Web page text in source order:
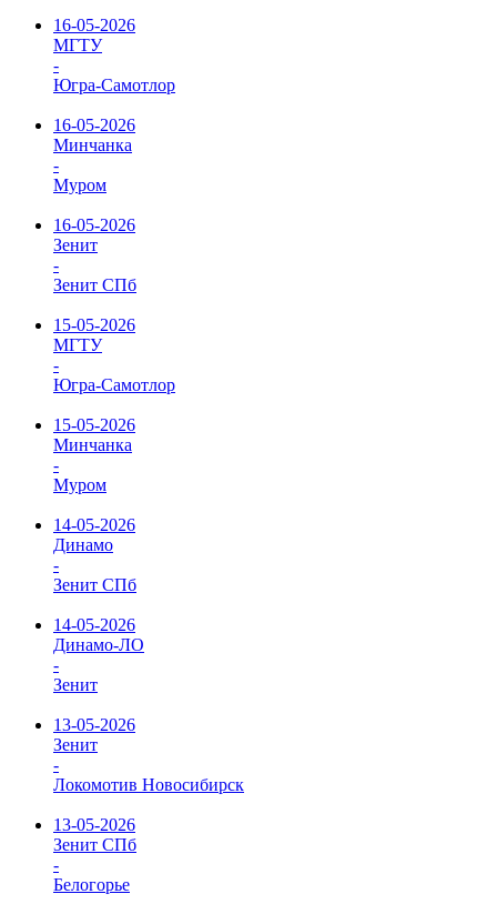
16-05-2026
МГТУ
-
Югра-Самотлор
16-05-2026
Минчанка
-
Муром
16-05-2026
Зенит
-
Зенит СПб
15-05-2026
МГТУ
-
Югра-Самотлор
15-05-2026
Минчанка
-
Муром
14-05-2026
Динамо
-
Зенит СПб
14-05-2026
Динамо-ЛО
-
Зенит
13-05-2026
Зенит
-
Локомотив Новосибирск
13-05-2026
Зенит СПб
-
Белогорье